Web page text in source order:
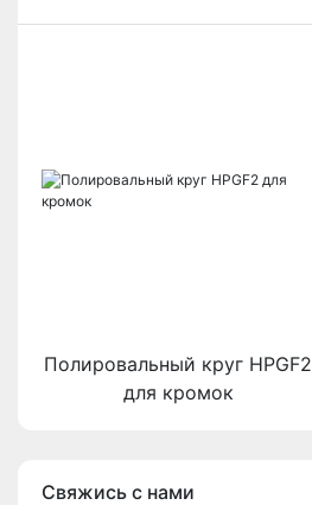
Полировальный круг HPGF2
для кромок
Свяжись с нами